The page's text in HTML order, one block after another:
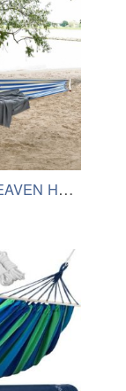
SHOW ME HEAVEN Houpací síť, pruhy…